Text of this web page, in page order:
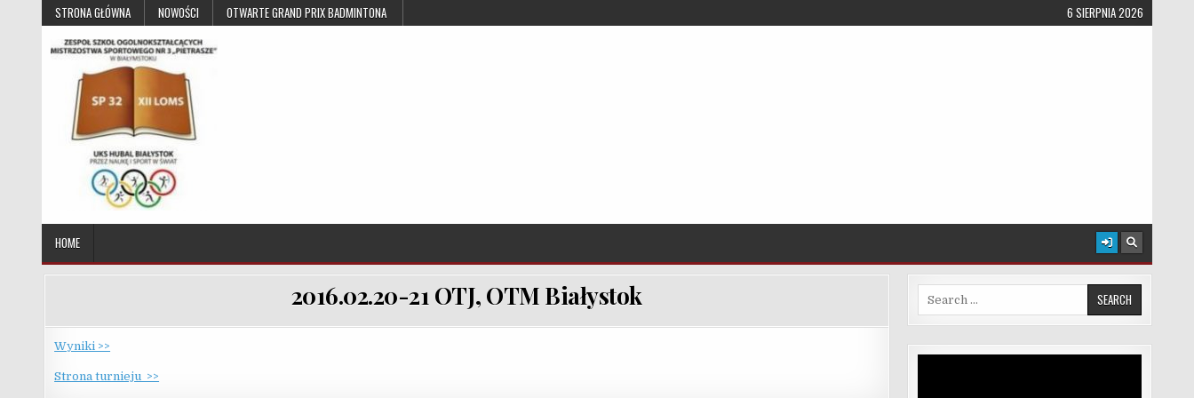
Skip to contentSTRONA GŁÓWNA NOWOŚCI OTWARTE GRAND PRIX BADMINTONA 6 SIERPNIA 2026
UKS Hubal Białystok
HOME
2016.02.20-21 OTJ, OTM Białystok
Wyniki >>
Strona turnieju >>
Search for: